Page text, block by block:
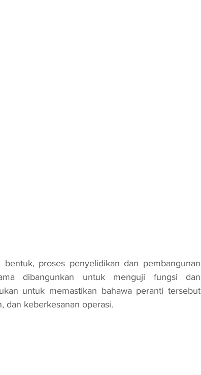
dibangunkan untuk menguji fungsi dan
untuk memastikan bahawa peranti tersebut
dan keberkesanan operasi.